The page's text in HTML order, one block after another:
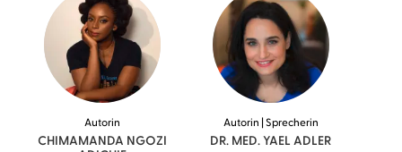
Autorin
CHIMAMANDA NGOZI
Autorin | Sprecherin
DR. MED. YAELADLER